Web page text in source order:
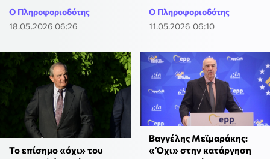
Ο Πληροφοριοδότης
18.05.2026 06:26
Ο Πληροφοριοδότης
11.05.2026 06:10
Το επίσημο «όχι» του
Βαγγέλης Μεϊμαράκης:
«Όχι» στην κατάργηση